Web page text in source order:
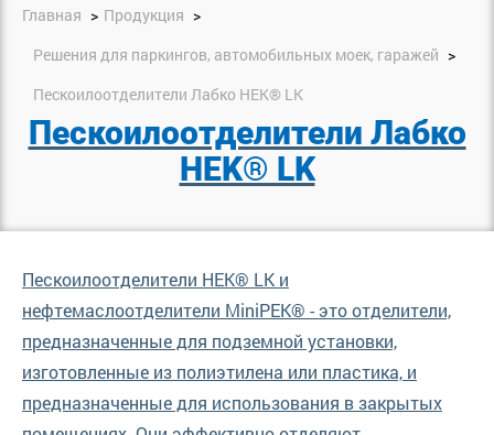
Главная
Продукция
Решения для паркингов, автомобильных моек, гаражей
Пескоилоотделители Лабко HEK® LK
Пескоилоотделители Лабко
HEK® LK
Пескоилоотделители HEK® LK и
нефтемаслоотделители MiniPEK® - это отделители,
предназначенные для подземной установки,
изготовленные из полиэтилена или пластика, и
предназначенные для использования в закрытых